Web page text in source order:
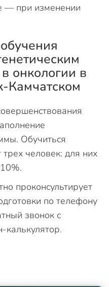
— при изменении
онкологии в
Камчатском
Обучиться
человек: для них
проконсультирует
по телефону
звонок с
калькулятор.